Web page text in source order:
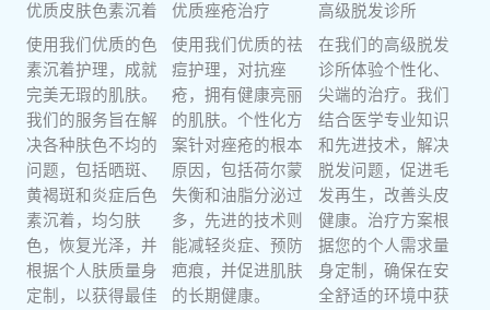
优质皮肤色素沉着
使用我们优质的色
素沉着护理，成就
完美无瑕的肌肤。
我们的服务旨在解
决各种肤色不均的
问题，包括晒斑、
黄褐斑和炎症后色
素沉着，均匀肤
色，恢复光泽，并
根据个人肤质量身
定制，以获得最佳
优质痤疮治疗
使用我们优质的祛
痘护理，对抗痤
疮，拥有健康亮丽
的肌肤。个性化方
案针对痤疮的根本
原因，包括荷尔蒙
失衡和油脂分泌过
多，先进的技术则
能减轻炎症、预防
疤痕，并促进肌肤
的长期健康。
高级脱发诊所
在我们的高级脱发
诊所体验个性化、
尖端的治疗。我们
结合医学专业知识
和先进技术，解决
脱发问题，促进毛
发再生，改善头皮
健康。治疗方案根
据您的个人需求量
身定制，确保在安
全舒适的环境中获